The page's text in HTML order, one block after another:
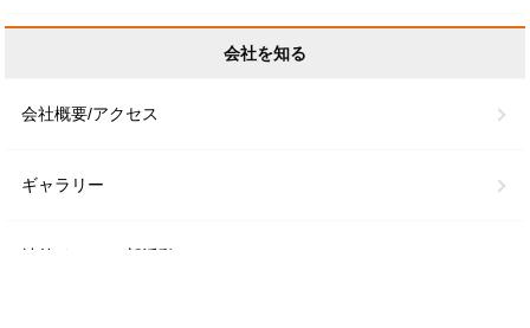
会社を知る
会社概要/アクセス
ギャラリー
社外イベント/部活動